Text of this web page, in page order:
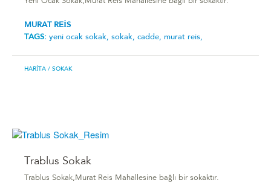
MURAT REİS
TAGS: yeni ocak sokak, sokak, cadde, murat reis,
HARITA / SOKAK
Trablus Sokak
Trablus Sokak,Murat Reis Mahallesine bağlı bir sokaktır.